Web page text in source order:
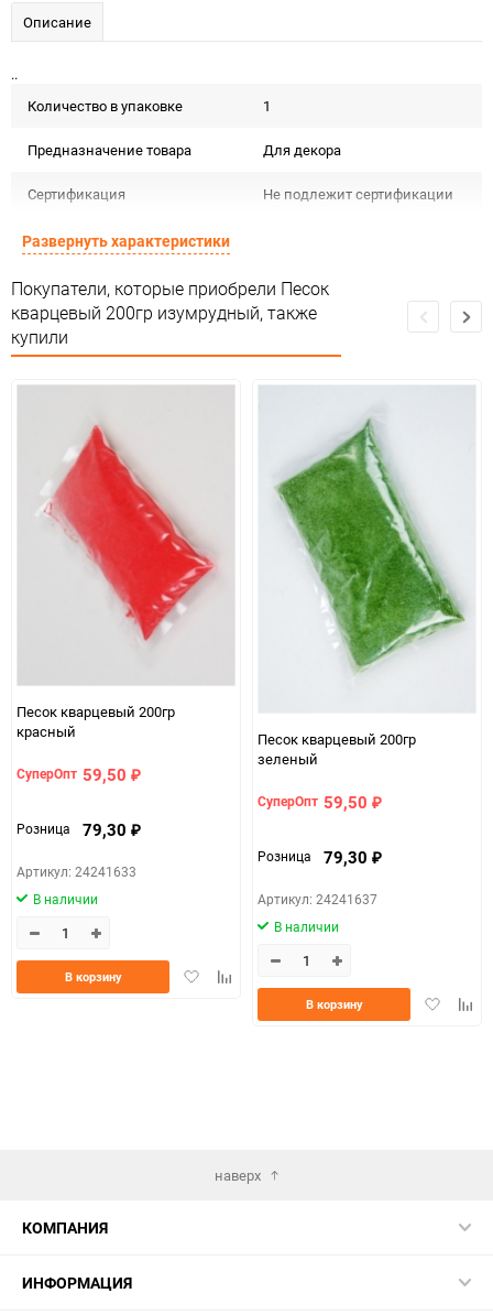
Описание
..
Количество в упаковке
1
Предназначение товара Для декора
Сертификация Не подлежит сертификации
Особые условия
Минимальное количество 1
Количество в коробке
Развернуть характеристики
Покупатели, которые приобрели Песок
кварцевый 200гр изумрудный, также
купили
Песок кварцевый 200гр
красный
СуперОпт 59,50 ₽
Розница 79,30 ₽
Артикул: 24241633
В наличии
ДобавитьДобавить
сравнению
В корзину
Песок кварцевый 200гр
зеленый
СуперОпт 59,50 ₽
Розница 79,30 ₽
Артикул: 24241637
В наличии
Добавить
В корзину
наверх
КОМПАНИЯ
ИНФОРМАЦИЯ